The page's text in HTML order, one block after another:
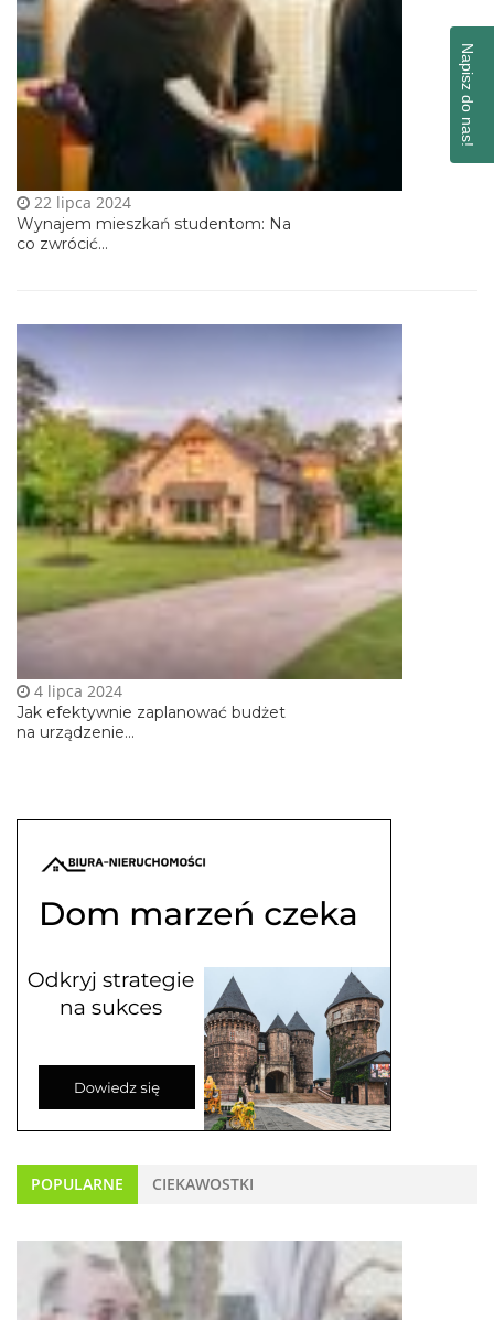
Wynajem mieszkań studentom: Na
co zwrócić...
22 lipca 2024
Jak efektywnie zaplanować budżet
na urządzenie...
4 lipca 2024
POPULARNE CIEKAWOSTKI
Napisz do nas!